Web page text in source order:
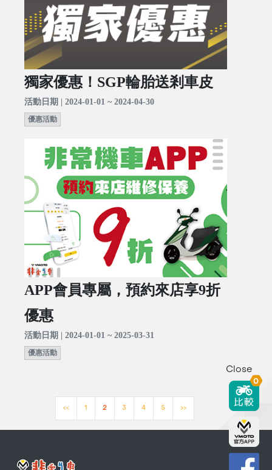
獨家優惠！SGP輪胎送剎車皮
活動日期 | 2024-01-01 ~ 2024-04-30
優惠活動
APP會員專屬，預約來店享9折
優惠
活動日期 | 2024-01-01 ~ 2025-03-31
優惠活動
<< 1 2 3 4 5 >>
Close
0